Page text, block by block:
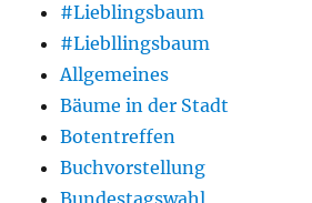
#Lieblingsbaum
#Liebllingsbaum
Allgemeines
Bäume in der Stadt
Botentreffen
Buchvorstellung